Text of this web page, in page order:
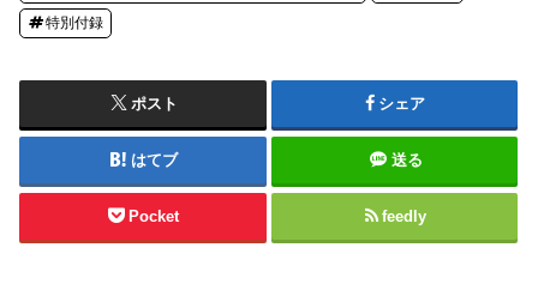
特別付録
ポスト シェア
はてブ 送る
Pocket feedly